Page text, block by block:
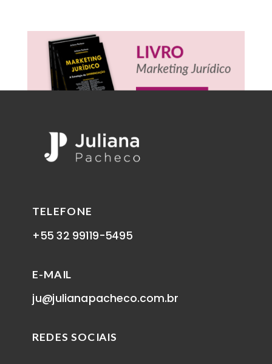
TELEFONE
+55 32 99119-5495
E-MAIL
ju@julianapacheco.com.br
REDES SOCIAIS